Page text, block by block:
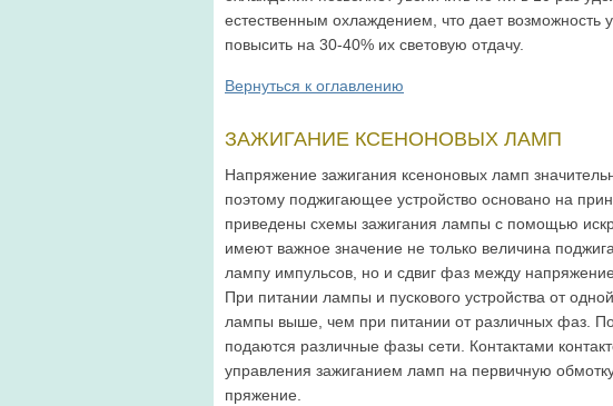
естественным охлаж­дением, что дает
повысить на 30-40% их световую отда­чу.
Вернуться к оглавлению
ЗАЖИГАНИЕ КСЕНОНО­ВЫХ ЛАМП
Напряжение зажигания ксеноновых ламп
поэто­му поджигающее уст­ройство основано на
приведены схемы зажигания лампы с помощью
имеют важное значе­ние не только величина
лампу импульсов, но и сдвиг фаз между
При питании лампы и пускового устройства от
лампы выше, чем при питании от различных фаз.
подаются различные фазы сети. Контактами
управления зажиганием ламп на пер­вичную
пряжение.